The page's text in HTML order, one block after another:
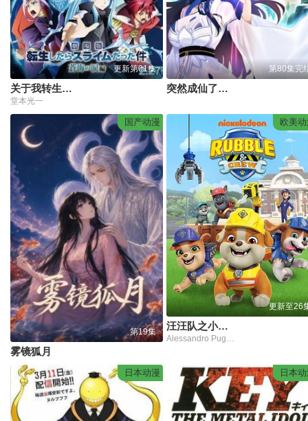
更新第01集
关于我转生变成史莱姆这档事苍海之泪篇劇場版
堂本光一
第80集完
突然成仙了怎么办第七季
国产动漫
第19集
雾镜狐月
欧美
更新至26
汪汪队之小砾与工程家族第三季
Alessandro Pugiotto,Leslie Adlam,拉克斯顿·汉斯贝克
日本动漫 日本